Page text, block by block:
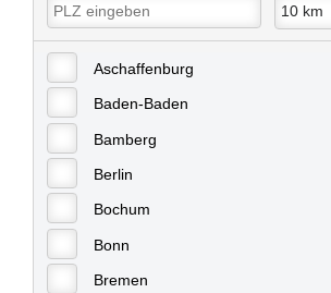
Aschaffenburg
Baden-Baden
Bamberg
Berlin
Bochum
Bonn
Bremen